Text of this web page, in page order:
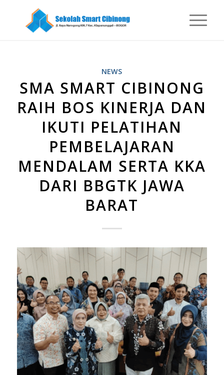
NEWS
SMA SMART CIBINONG
RAIH BOS KINERJA DAN
IKUTI PELATIHAN
PEMBELAJARAN
MENDALAM SERTA KKA
DARI BBGTK JAWA
BARAT